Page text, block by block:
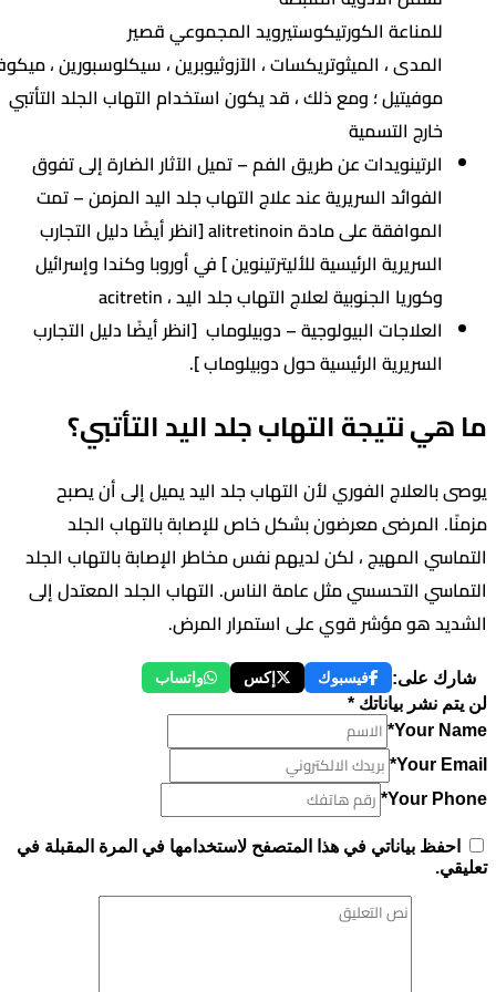
للمناعة الكورتيكوستيرويد المجموعي قصير
المدى ، الميثوتريكسات ، الآزوثيوبرين ، سيكلوسبورين ، ميكوفينولات
موفيتيل ؛ ومع ذلك ، قد يكون استخدام التهاب الجلد التأتبي
خارج التسمية
الرتينويدات عن طريق الفم – تميل الآثار الضارة إلى تفوق
الفوائد السريرية عند علاج التهاب جلد اليد المزمن – تمت
الموافقة على مادة alitretinoin [انظر أيضًا دليل التجارب
السريرية الرئيسية للأليترتينوين ] في أوروبا وكندا وإسرائيل
وكوريا الجنوبية لعلاج التهاب جلد اليد ، acitretin
العلاجات البيولوجية – دوبيلوماب [انظر أيضًا دليل التجارب
السريرية الرئيسية حول دوبيلوماب ].
نتيجة التهاب جلد اليد التأتبي؟
الفوري لأن التهاب جلد اليد يميل إلى أن يصبح
المرضى معرضون بشكل خاص للإصابة بالتهاب الجلد
المهيج ، لكن لديهم نفس مخاطر الإصابة بالتهاب الجلد
التحسسي مثل عامة الناس. التهاب الجلد المعتدل إلى
هو مؤشر قوي على استمرار المرض.
على: فيسبوك إكس واتساب
نشر بياناتك *
Your
Your
Your
بياناتي في هذا المتصفح لاستخدامها في المرة المقبلة في